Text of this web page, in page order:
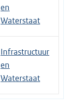
en
Waterstaat
Infrastructuur
en
Waterstaat